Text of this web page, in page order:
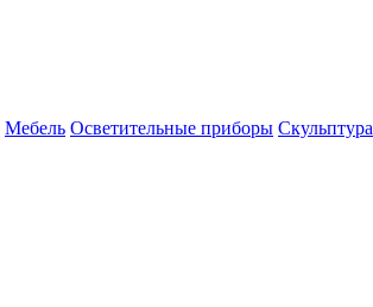
Мебель Осветительные приборы Скульптура